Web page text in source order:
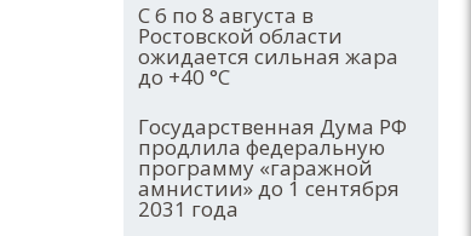
С 6 по 8 августа в
Ростовской области
ожидается сильная жара
до +40 °С
Государственная Дума РФ
продлила федеральную
программу «гаражной
амнистии» до 1 сентября
2031 года